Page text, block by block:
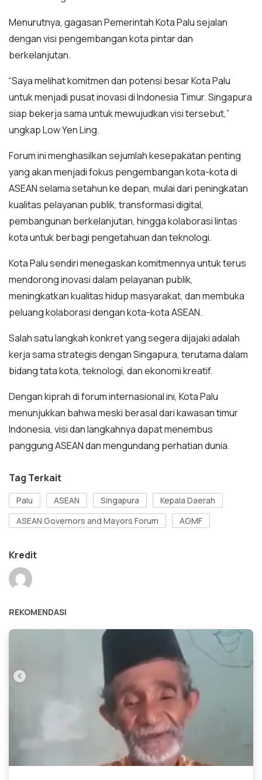
Menurutnya, gagasan Pemerintah Kota Palu sejalan
dengan visi pengembangan kota pintar dan
berkelanjutan.
“Saya melihat komitmen dan potensi besar Kota Palu
untuk menjadi pusat inovasi di Indonesia Timur. Singapura
siap bekerja sama untuk mewujudkan visi tersebut,”
ungkap Low Yen Ling.
Forum ini menghasilkan sejumlah kesepakatan penting
yang akan menjadi fokus pengembangan kota-kota di
ASEAN selama setahun ke depan, mulai dari peningkatan
kualitas pelayanan publik, transformasi digital,
pembangunan berkelanjutan, hingga kolaborasi lintas
kota untuk berbagi pengetahuan dan teknologi.
Kota Palu sendiri menegaskan komitmennya untuk terus
mendorong inovasi dalam pelayanan publik,
meningkatkan kualitas hidup masyarakat, dan membuka
peluang kolaborasi dengan kota-kota ASEAN.
Salah satu langkah konkret yang segera dijajaki adalah
kerja sama strategis dengan Singapura, terutama dalam
bidang tata kota, teknologi, dan ekonomi kreatif.
Dengan kiprah di forum internasional ini, Kota Palu
menunjukkan bahwa meski berasal dari kawasan timur
Indonesia, visi dan langkahnya dapat menembus
panggung ASEAN dan mengundang perhatian dunia.
Tag Terkait
Palu ASEAN Singapura
Kepala Daerah
ASEAN Governors and Mayors Forum
AGMF
Kredit
REKOMENDASI